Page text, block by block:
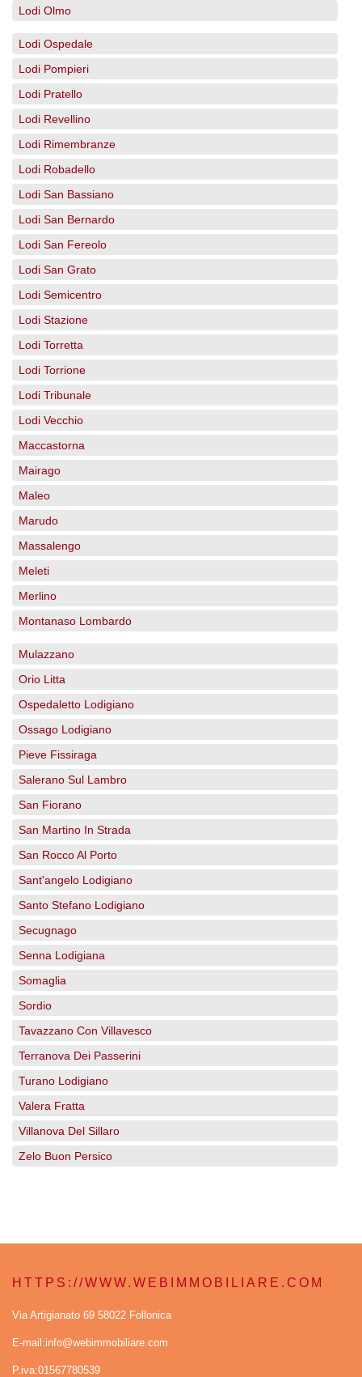
Lodi Olmo
Lodi Ospedale
Lodi Pompieri
Lodi Pratello
Lodi Revellino
Lodi Rimembranze
Lodi Robadello
Lodi San Bassiano
Lodi San Bernardo
Lodi San Fereolo
Lodi San Grato
Lodi Semicentro
Lodi Stazione
Lodi Torretta
Lodi Torrione
Lodi Tribunale
Lodi Vecchio
Maccastorna
Mairago
Maleo
Marudo
Massalengo
Meleti
Merlino
Montanaso Lombardo
Mulazzano
Orio Litta
Ospedaletto Lodigiano
Ossago Lodigiano
Pieve Fissiraga
Salerano Sul Lambro
San Fiorano
San Martino In Strada
San Rocco Al Porto
Sant'angelo Lodigiano
Santo Stefano Lodigiano
Secugnago
Senna Lodigiana
Somaglia
Sordio
Tavazzano Con Villavesco
Terranova Dei Passerini
Turano Lodigiano
Valera Fratta
Villanova Del Sillaro
Zelo Buon Persico
HTTPS://WWW.WEBIMMOBILIARE.COM
Via Artigianato 69 58022 Follonica
E-mail:info@webimmobiliare.com
P.iva:01567780539